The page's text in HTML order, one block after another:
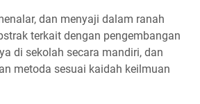
dan menyaji dalam ranah
terkait dengan pengembangan
di sekolah secara mandiri, dan
metoda sesuai kaidah keilmuan